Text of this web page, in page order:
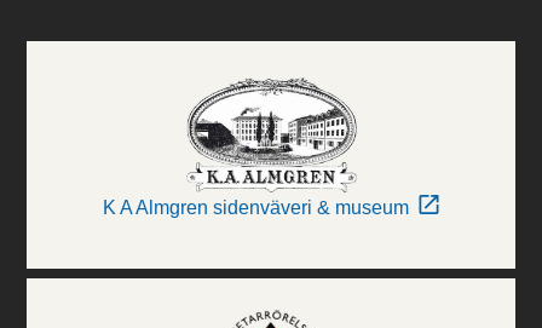
K A Almgren sidenväveri & museum